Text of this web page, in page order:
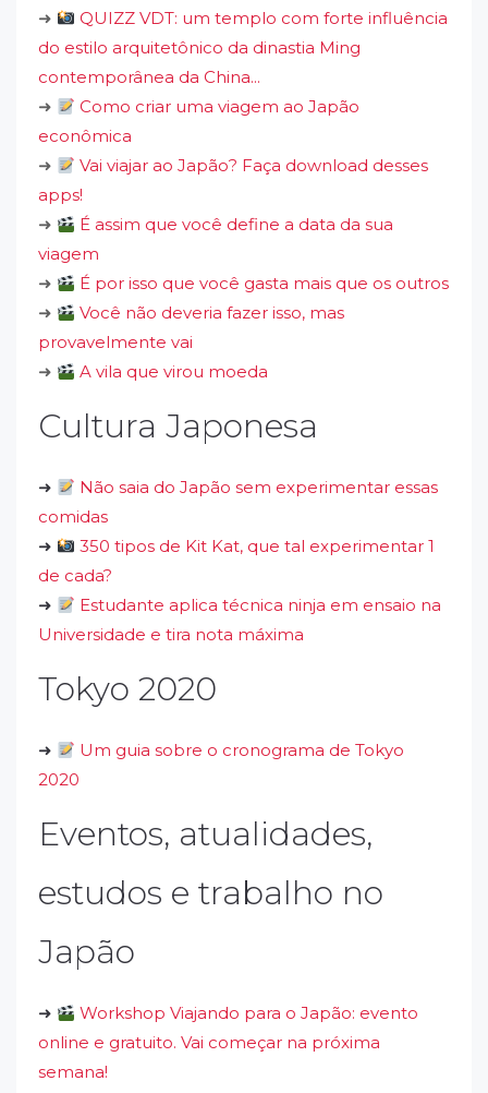
➜
QUIZZ VDT: um templo com forte influência
do estilo arquitetônico da dinastia Ming
contemporânea da China...
➜
Como criar uma viagem ao Japão
econômica
➜
Vai viajar ao Japão? Faça download desses
apps!
➜
É assim que você define a data da sua
viagem
➜
É por isso que você gasta mais que os outros
➜
Você não deveria fazer isso, mas
provavelmente vai
➜
A vila que virou moeda
Cultura Japonesa
➜
Não saia do Japão sem experimentar essas
comidas
➜
350 tipos de Kit Kat, que tal experimentar 1
de cada?
➜
Estudante aplica técnica ninja em ensaio na
Universidade e tira nota máxima
Tokyo 2020
➜
Um guia sobre o cronograma de Tokyo
2020
Eventos, atualidades,
estudos e trabalho no
Japão
➜
Workshop Viajando para o Japão: evento
online e gratuito. Vai começar na próxima
semana!